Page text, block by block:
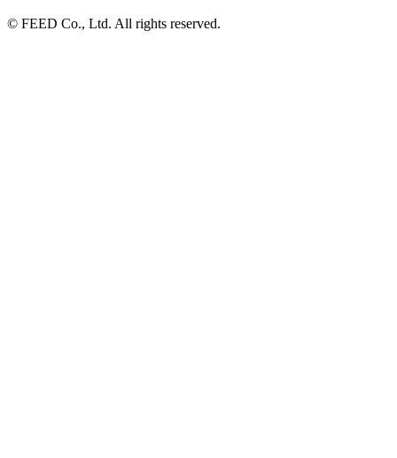
© FEED Co., Ltd. All rights reserved.